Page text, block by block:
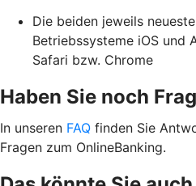
Die beiden jeweils
Betriebssysteme iOS und
Safari bzw. Chrome
Haben Sie noch
In unseren FAQ finden Sie
Fragen zum OnlineBanking.